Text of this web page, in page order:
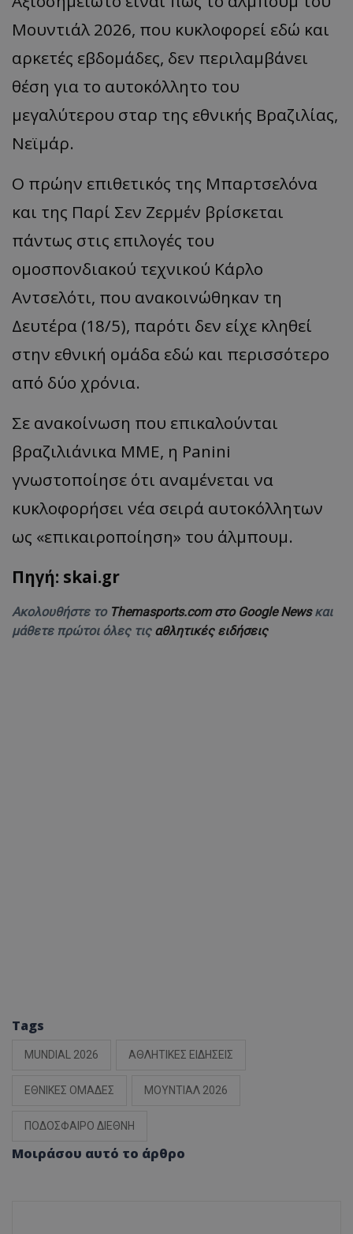
Μουντιάλ 2026, που κυκλοφορεί εδώ και
αρκετές εβδομάδες, δεν περιλαμβάνει
θέση για το αυτοκόλλητο του
μεγαλύτερου σταρ της εθνικής Βραζιλίας,
Νεϊμάρ.
Ο πρώην επιθετικός της Μπαρτσελόνα
και της Παρί Σεν Ζερμέν βρίσκεται
πάντως στις επιλογές του
ομοσπονδιακού τεχνικού Κάρλο
Αντσελότι, που ανακοινώθηκαν τη
Δευτέρα (18/5), παρότι δεν είχε κληθεί
στην εθνική ομάδα εδώ και περισσότερο
από δύο χρόνια.
Σε ανακοίνωση που επικαλούνται
βραζιλιάνικα ΜΜΕ, η Panini
γνωστοποίησε ότι αναμένεται να
κυκλοφορήσει νέα σειρά αυτοκόλλητων
ως «επικαιροποίηση» του άλμπουμ.
Πηγή: skai.gr
Ακολουθήστε το Themasports.com στο Google Newsκαι
μάθετε πρώτοι όλες τις αθλητικές ειδήσεις
Tags
MUNDIAL 2026 ΑΘΛΗΤΙΚΕΣ ΕΙΔΗΣΕΙΣ
ΕΘΝΙΚΕΣ ΟΜΑΔΕΣ ΜΟΥΝΤΙΑΛ 2026
ΠΟΔΟΣΦΑΙΡΟ ΔΙΕΘΝΗ
Μοιράσου αυτό το άρθρο